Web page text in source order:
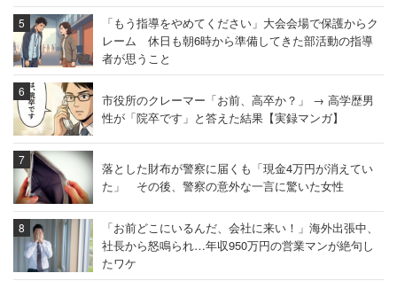
「もう指導をやめてください」大会会場で保護からク
レーム 休日も朝6時から準備してきた部活動の指導
者が思うこと
市役所のクレーマー「お前、高卒か？」 → 高学歴男
性が「院卒です」と答えた結果【実録マンガ】
落とした財布が警察に届くも「現金4万円が消えてい
た」 その後、警察の意外な一言に驚いた女性
「お前どこにいるんだ、会社に来い！」海外出張中、
社長から怒鳴られ…年収950万円の営業マンが絶句し
たワケ